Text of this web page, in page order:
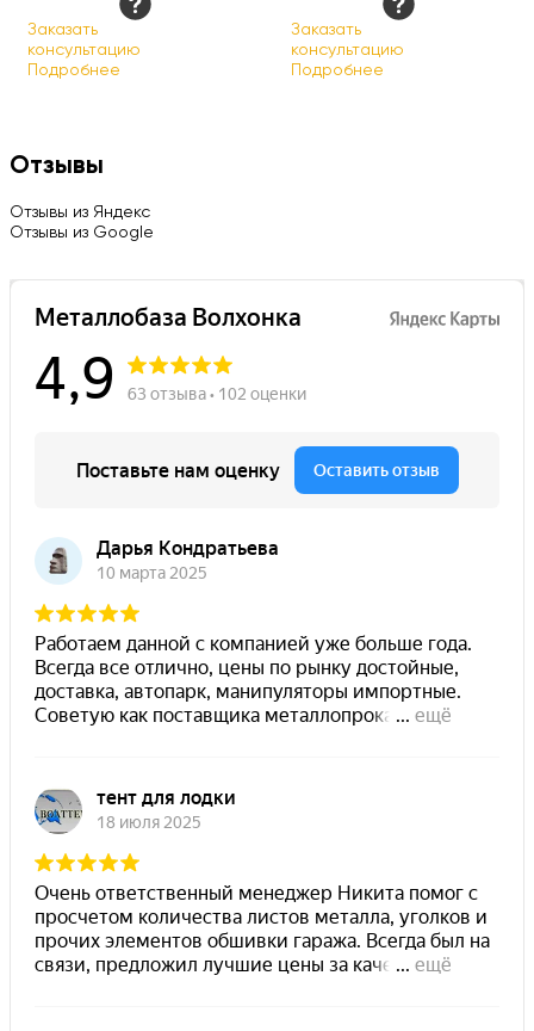
Заказать
консультацию
Подробнее
Заказать
консультацию
Подробнее
Отзывы
Отзывы из Яндекс
Отзывы из Google